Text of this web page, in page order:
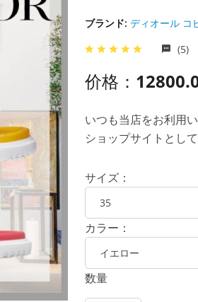
ブランド: ディオール コ
(5)
价格：
いつも当店をお利用
ショップサイトとして
サイズ：
カラー：
数量